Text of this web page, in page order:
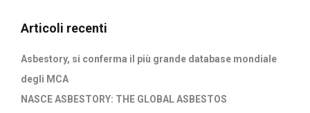
Articoli recenti
Asbestory, si conferma il più grande database mondiale
degli MCA
NASCE ASBESTORY: THE GLOBAL ASBESTOS